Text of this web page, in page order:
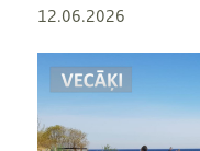
12.06.2026